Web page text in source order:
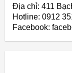
Địa chỉ: 411
Hotline: 0912
Facebook: